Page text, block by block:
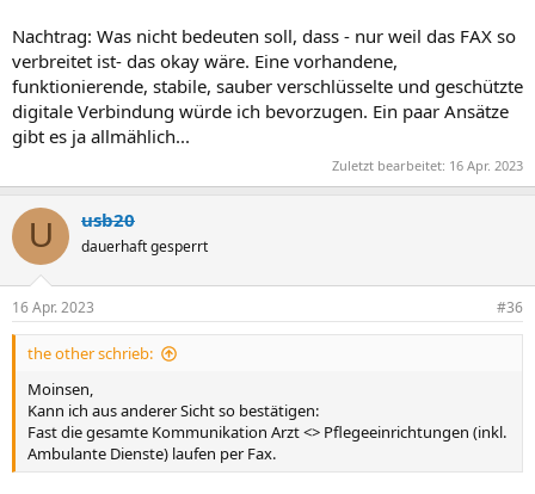
Nachtrag: Was nicht bedeuten soll, dass - nur weil das FAX so
verbreitet ist- das okay wäre. Eine vorhandene,
funktionierende, stabile, sauber verschlüsselte und geschützte
digitale Verbindung würde ich bevorzugen. Ein paar Ansätze
gibt es ja allmählich...
Zuletzt bearbeitet: 16 Apr. 2023
U usb20
dauerhaft gesperrt
16 Apr. 2023 #36
the other schrieb:
Moinsen,
Kann ich aus anderer Sicht so bestätigen:
Fast die gesamte Kommunikation Arzt <> Pflegeeinrichtungen (inkl.
Ambulante Dienste) laufen per Fax.